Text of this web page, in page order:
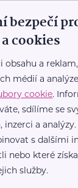
bezpečí
cookies
obsahu a
médií a
cookie.
sdílíme se
inzerci a
s dalšími
nebo které
služby.